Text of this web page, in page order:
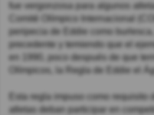
fue vergonzosa para algunos
Comité Olímpico Internacional
peripecia de Eddie como
precedente y temiendo que el
en 1990, poco después de que
Olímpicos, la Regla de Eddie el
Esta regla impuso como requisito
atletas deban participar en